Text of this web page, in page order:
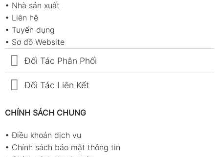
• Nhà sản xuất
• Liên hệ
• Tuyển dụng
• Sơ đồ Website
Đối Tác Phân Phối
Đối Tác Liên Kết
CHÍNH SÁCH CHUNG
•Điều khoản dịch vụ
• Chính sách bảo mật thông tin